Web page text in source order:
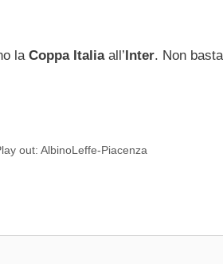
laCoppa Italia all’ Inter. Non
out: AlbinoLeffe-Piacenza